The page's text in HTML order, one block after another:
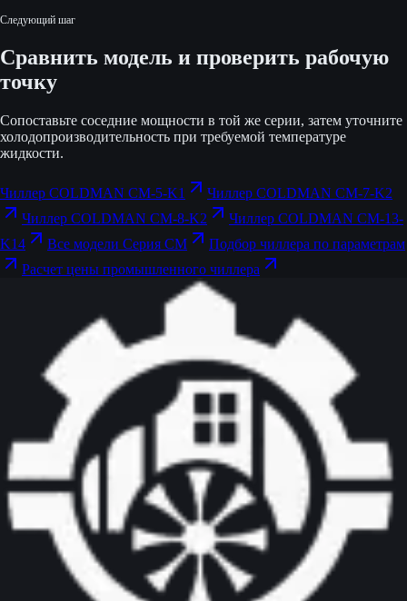
Следующий шаг
Сравнить модель и проверить рабочую
точку
Сопоставьте соседние мощности в той же серии, затем уточните
холодопроизводительность при требуемой температуре
жидкости.
Чиллер COLDMAN CM-5-K1
Чиллер COLDMAN CM-7-K2
Чиллер COLDMAN CM-8-K2
Чиллер COLDMAN CM-13-
K14
Все модели Серия CM
Подбор чиллера по параметрам
Расчет цены промышленного чиллера